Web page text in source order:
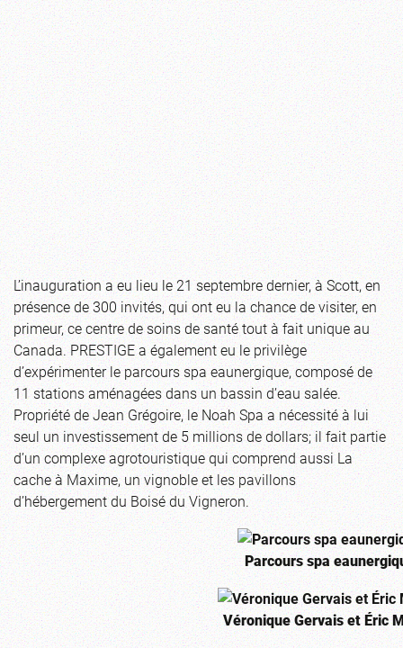
L’inauguration a eu lieu le 21 septembre dernier, à Scott, en
présence de 300 invités, qui ont eu la chance de visiter, en
primeur, ce centre de soins de santé tout à fait unique au
Canada. PRESTIGE a également eu le privilège
d’expérimenter le parcours spa eaunergique, composé de
11 stations aménagées dans un bassin d’eau salée.
Propriété de Jean Grégoire, le Noah Spa a nécessité à lui
seul un investissement de 5 millions de dollars; il fait partie
d’un complexe agrotouristique qui comprend aussi La
cache à Maxime, un vignoble et les pavillons
d’hébergement du Boisé du Vigneron.
Parcours spa
Véronique Gervais et Éric